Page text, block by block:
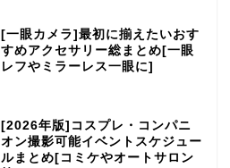
[一眼カメラ]最初に揃えたいおす
すめアクセサリー総まとめ[一眼
レフやミラーレス一眼に]
[2026年版]コスプレ・コンパニ
オン撮影可能イベントスケジュー
ルまとめ[コミケやオートサロン